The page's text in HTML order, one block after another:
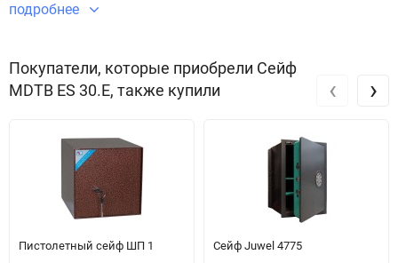
подробнее
Покупатели, которые приобрели Сейф
МDТВ ES 30.E, также купили
Пистолетный сейф ШП 1 Сейф Juwel 4775
‹ ›